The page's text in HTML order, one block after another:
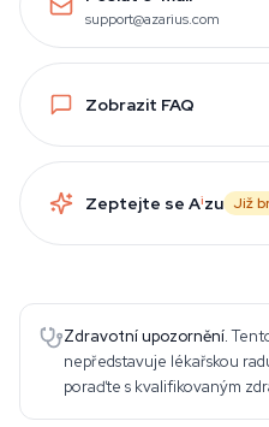
support@azarius.com
Zobrazit FAQ
Zeptejte se Aizu Již
Zdravotní upozornění.
nepředstavuje lékařskou
poraďte s kvalifikovaným